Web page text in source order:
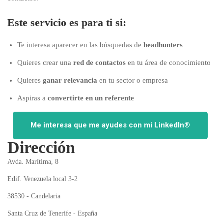
Este servicio es para ti si:
Te interesa aparecer en las búsquedas de headhunters
Quieres crear una red de contactos en tu área de conocimiento
Quieres ganar relevancia en tu sector o empresa
Aspiras a convertirte en un referente
Me interesa que me ayudes con mi LinkedIn®
Dirección
Avda. Marítima, 8
Edif. Venezuela local 3-2
38530 - Candelaria
Santa Cruz de Tenerife - España